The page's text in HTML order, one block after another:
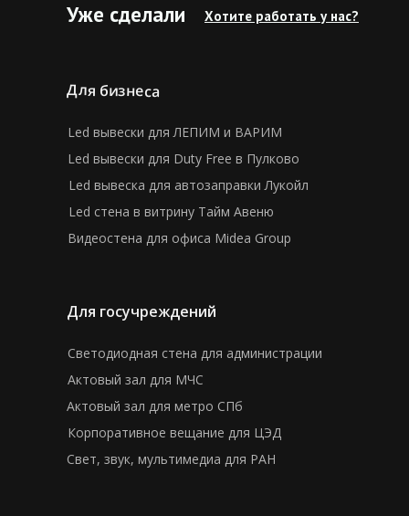
Уже сделали Хотите работать у нас?
Для бизнеса
Led вывески для ЛЕПИМ и ВАРИМ
Led вывески для Duty Free в Пулково
Led вывеска для автозаправки Лукойл
Led стена в витрину Тайм Авеню
Видеостена для офиса Midea Group
Для госучреждений
Светодиодная стена для администрации
Актовый зал для МЧС
Актовый зал для метро СПб
Корпоративное вещание для ЦЭД
Свет, звук, мультимедиа для РАН